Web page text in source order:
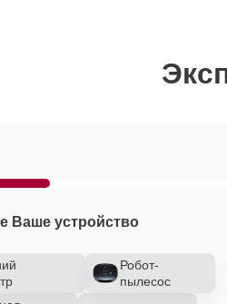
Ваше устройство
Робот-
пылесос